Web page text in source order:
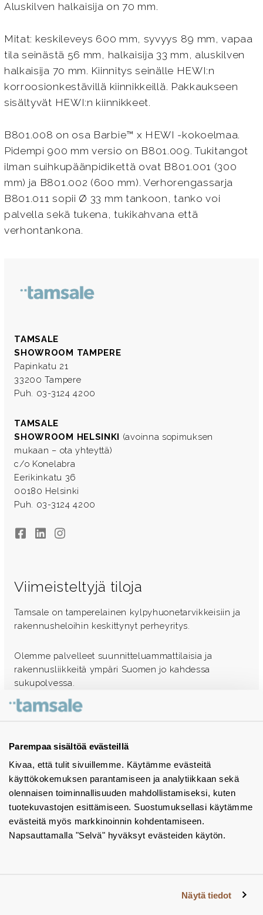
Parempaa sisältöä evästeillä
Kivaa, että tulit sivuillemme. Käytämme evästeitä
käyttökokemuksen parantamiseen ja analytiikkaan sekä
olennaisen toiminnallisuuden mahdollistamiseksi, kuten
tuotekuvastojen esittämiseen. Suostumuksellasi käytämme
evästeitä myös markkinoinnin kohdentamiseen.
Napsauttamalla "Selvä" hyväksyt evästeiden käytön.
Näytä tiedot
Aluskilven halkaisija on 70 mm.
Mitat: keskileveys 600 mm, syvyys 89 mm, vapaa
tila seinästä 56 mm, halkaisija 33 mm, aluskilven
halkaisija 70 mm. Kiinnitys seinälle HEWI:n
korroosionkestävillä kiinnikkeillä. Pakkaukseen
sisältyvät HEWI:n kiinnikkeet.
B801.008 on osa Barbie™ x HEWI -kokoelmaa.
Pidempi 900 mm versio on B801.009. Tukitangot
ilman suihkupäänpidikettä ovat B801.001 (300
mm) ja B801.002 (600 mm). Verhorengassarja
B801.011 sopii Ø 33 mm tankoon, tanko voi
palvella sekä tukena, tukikahvana että
verhontankona.
TAMSALE
SHOWROOM TAMPERE
Papinkatu 21
33200 Tampere
Puh. 03-3124 4200
TAMSALE
SHOWROOM HELSINKI (avoinna sopimuksen
mukaan – ota yhteyttä)
c/o Konelabra
Eerikinkatu 36
00180 Helsinki
Puh. 03-3124 4200
FacebookLinkedInInstagram
Viimeisteltyjä tiloja
Tamsale on tamperelainen kylpyhuonetarvikkeisiin ja
rakennusheloihin keskittynyt perheyritys.
Olemme palvelleet suunnitteluammattilaisia ja
rakennusliikkeitä ympäri Suomen jo kahdessa
sukupolvessa.
Ota yhteyttä - autamme mielellämme
Tuotekuvastot
Instagram
BIM-objektit
Yhteystiedot
Tiedotteet